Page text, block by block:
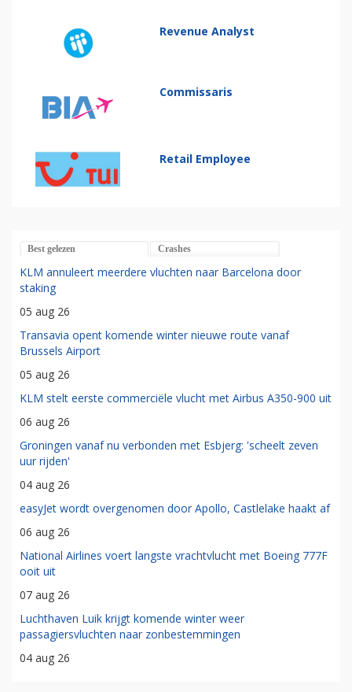
Revenue Analyst
Commissaris
Retail Employee
Best gelezen Crashes
KLM annuleert meerdere vluchten naar Barcelona door
staking
05 aug 26
Transavia opent komende winter nieuwe route vanaf
Brussels Airport
05 aug 26
KLM stelt eerste commerciële vlucht met Airbus A350-900 uit
06 aug 26
Groningen vanaf nu verbonden met Esbjerg: 'scheelt zeven
uur rijden'
04 aug 26
easyJet wordt overgenomen door Apollo, Castlelake haakt af
06 aug 26
National Airlines voert langste vrachtvlucht met Boeing 777F
ooit uit
07 aug 26
Luchthaven Luik krijgt komende winter weer
passagiersvluchten naar zonbestemmingen
04 aug 26